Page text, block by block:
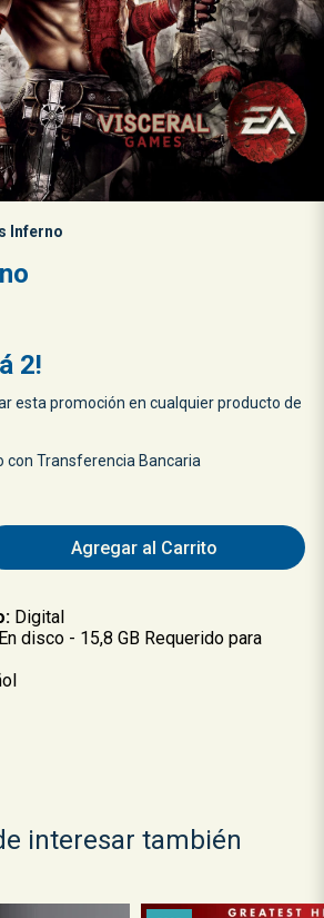
Inferno
2!
esta promoción en cualquier producto de
con Transferencia Bancaria
Agregar al Carrito
Digital
disco - 15,8 GB Requerido para
interesar también